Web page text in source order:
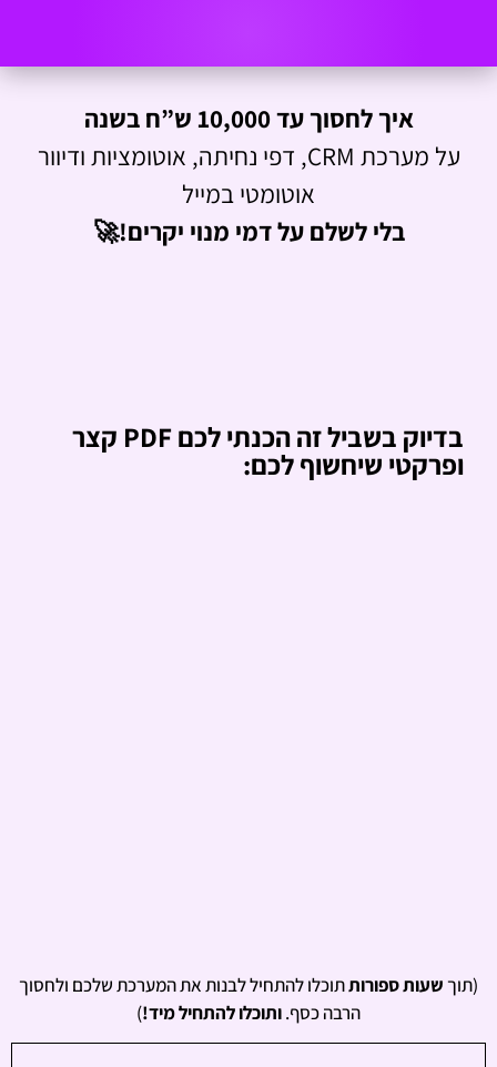
איך לחסוך עד 10,000 ש”ח בשנה
על מערכת CRM, דפי נחיתה, אוטומציות ודיוור
אוטומטי במייל
בלי לשלם על דמי מנוי יקרים!🚀
בדיוק בשביל זה הכנתי לכם PDF קצר
ופרקטי שיחשוף לכם:
(תוךשעות ספורותתוכלו להתחיל לבנות את המערכת שלכם ולחסוך
הרבה כסף.ותוכלו להתחיל מיד!)